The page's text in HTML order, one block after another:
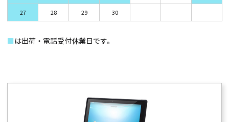
27 28 29 30
■ は出荷・電話受付休業日です。